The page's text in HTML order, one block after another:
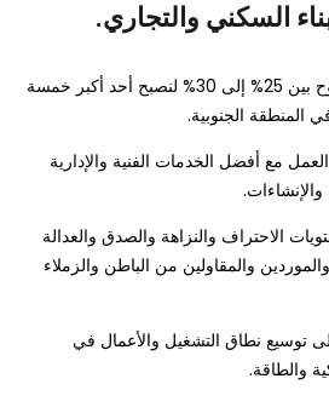
السكني والتجاري.
تحقيق نمو سنوي يتراوح بين 25% إلى 30% لنصبح أحد أكبر خمسة
المنطقة الجنوبية.
مع أفضل الخدمات الفنية والإدارية
والإنشاءات.
الاحتراف والنزاهة والصدق والعدالة
والمقاولين من الباطن والزملاء
توسيع نطاق التشغيل والأعمال في
والطاقة.